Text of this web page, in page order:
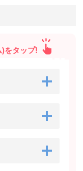
をタップ!